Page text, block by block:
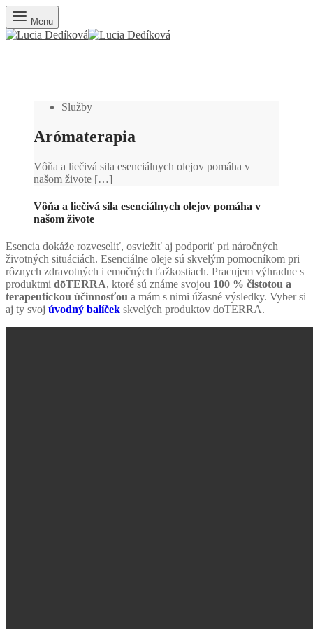
Menu
Služby
Arómaterapia
Vôňa a liečivá sila esenciálnych olejov pomáha v
našom živote […]
Vôňa a liečivá sila esenciálnych olejov pomáha v
našom živote
Esencia dokáže rozveseliť, osviežiť aj podporiť pri náročných
životných situáciách. Esenciálne oleje sú skvelým pomocníkom pri
rôznych zdravotných i emočných ťažkostiach. Pracujem výhradne s
produktmi dōTERRA, ktoré sú známe svojou 100 % čistotou a
terapeutickou účinnosťou a mám s nimi úžasné výsledky. Vyber si
aj ty svoj úvodný balíček skvelých produktov doTERRA.